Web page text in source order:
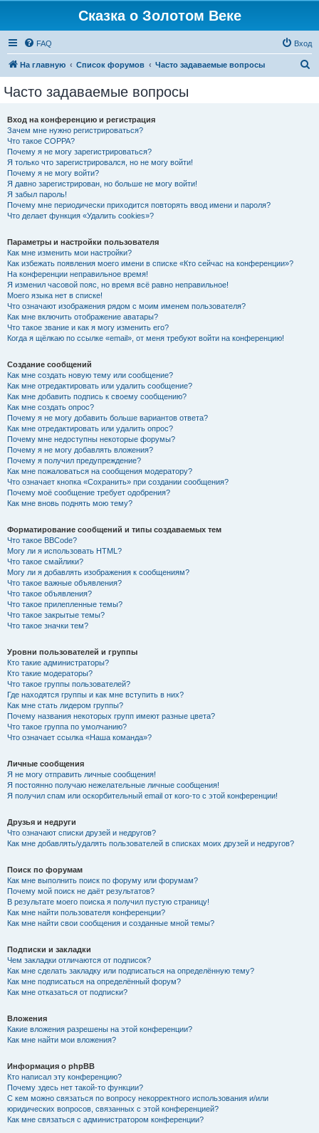
Сказка о Золотом Веке
FAQ Вход
На главную Список форумов Часто задаваемые вопросы
Часто задаваемые вопросы
Вход на конференцию и регистрация
Зачем мне нужно регистрироваться?
Что такое COPPA?
Почему я не могу зарегистрироваться?
Я только что зарегистрировался, но не могу войти!
Почему я не могу войти?
Я давно зарегистрирован, но больше не могу войти!
Я забыл пароль!
Почему мне периодически приходится повторять ввод имени и пароля?
Что делает функция «Удалить cookies»?
Параметры и настройки пользователя
Как мне изменить мои настройки?
Как избежать появления моего имени в списке «Кто сейчас на конференции»?
На конференции неправильное время!
Я изменил часовой пояс, но время всё равно неправильное!
Моего языка нет в списке!
Что означают изображения рядом с моим именем пользователя?
Как мне включить отображение аватары?
Что такое звание и как я могу изменить его?
Когда я щёлкаю по ссылке «email», от меня требуют войти на конференцию!
Создание сообщений
Как мне создать новую тему или сообщение?
Как мне отредактировать или удалить сообщение?
Как мне добавить подпись к своему сообщению?
Как мне создать опрос?
Почему я не могу добавить больше вариантов ответа?
Как мне отредактировать или удалить опрос?
Почему мне недоступны некоторые форумы?
Почему я не могу добавлять вложения?
Почему я получил предупреждение?
Как мне пожаловаться на сообщения модератору?
Что означает кнопка «Сохранить» при создании сообщения?
Почему моё сообщение требует одобрения?
Как мне вновь поднять мою тему?
Форматирование сообщений и типы создаваемых тем
Что такое BBCode?
Могу ли я использовать HTML?
Что такое смайлики?
Могу ли я добавлять изображения к сообщениям?
Что такое важные объявления?
Что такое объявления?
Что такое прилепленные темы?
Что такое закрытые темы?
Что такое значки тем?
Уровни пользователей и группы
Кто такие администраторы?
Кто такие модераторы?
Что такое группы пользователей?
Где находятся группы и как мне вступить в них?
Как мне стать лидером группы?
Почему названия некоторых групп имеют разные цвета?
Что такое группа по умолчанию?
Что означает ссылка «Наша команда»?
Личные сообщения
Я не могу отправить личные сообщения!
Я постоянно получаю нежелательные личные сообщения!
Я получил спам или оскорбительный email от кого-то с этой конференции!
Друзья и недруги
Что означают списки друзей и недругов?
Как мне добавлять/удалять пользователей в списках моих друзей и недругов?
Поиск по форумам
Как мне выполнить поиск по форуму или форумам?
Почему мой поиск не даёт результатов?
В результате моего поиска я получил пустую страницу!
Как мне найти пользователя конференции?
Как мне найти свои сообщения и созданные мной темы?
Подписки и закладки
Чем закладки отличаются от подписок?
Как мне сделать закладку или подписаться на определённую тему?
Как мне подписаться на определённый форум?
Как мне отказаться от подписки?
Вложения
Какие вложения разрешены на этой конференции?
Как мне найти мои вложения?
Информация о phpBB
Кто написал эту конференцию?
Почему здесь нет такой-то функции?
С кем можно связаться по вопросу некорректного использования и/или
юридических вопросов, связанных с этой конференцией?
Как мне связаться с администратором конференции?